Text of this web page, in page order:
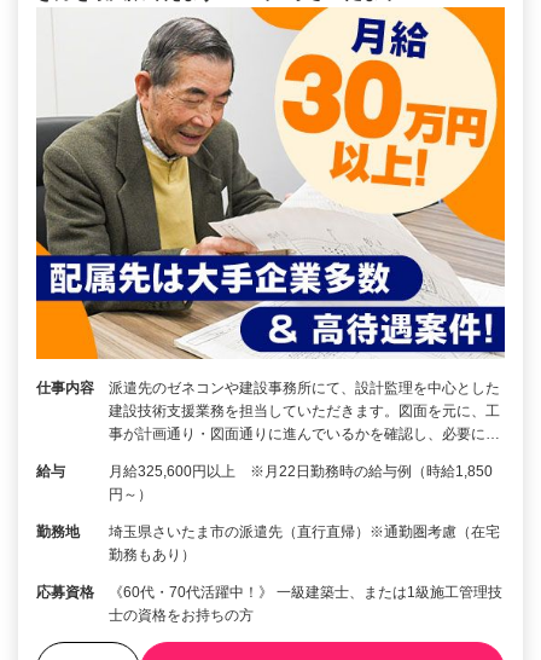
仕事内容
派遣先のゼネコンや建設事務所にて、設計監理を中心とした
建設技術支援業務を担当していただきます。図面を元に、工
事が計画通り・図面通りに進んでいるかを確認し、必要に…
給与
月給325,600円以上 ※月22日勤務時の給与例（時給1,850
円～）
勤務地
埼玉県さいたま市の派遣先（直行直帰）※通勤圏考慮（在宅
勤務もあり）
応募資格
《60代・70代活躍中！》 一級建築士、または1級施工管理技
士の資格をお持ちの方